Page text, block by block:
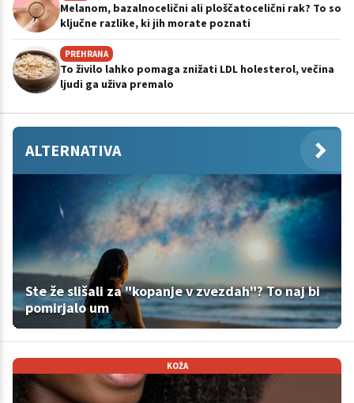
Melanom, bazalnocelični ali ploščatocelični rak? To so
ključne razlike, ki jih morate poznati
PREHRANA
To živilo lahko pomaga znižati LDL holesterol, večina
ljudi ga uživa premalo
ALTERNATIVA
Ste že slišali za "kopanje v zvezdah"? To naj bi
pomirjalo um
KOŽA